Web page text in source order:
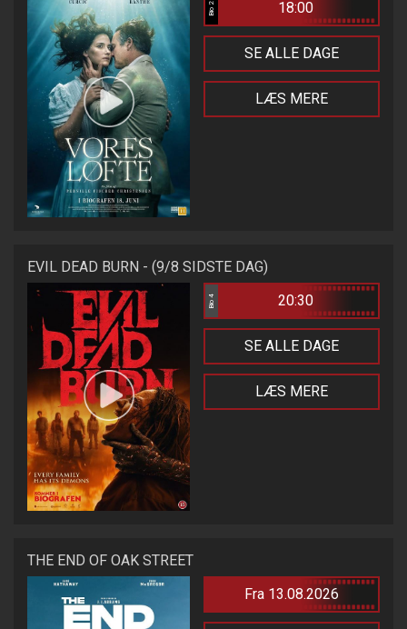
Bio 2 18:00
SE ALLE DAGE
LÆS MERE
EVIL DEAD BURN - (9/8 SIDSTE DAG)
Bio 4 20:30
SE ALLE DAGE
LÆS MERE
THE END OF OAK STREET
Fra 13.08.2026